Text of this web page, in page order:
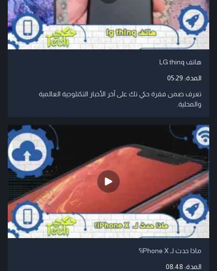
هاتف LG thinq
المدة: 05:29
تعرف ضمن فقرة حكي تك على آخر الأخبار التكنلوجية العالمية
والمحلية.
ماذا حدث لـ iPhone X؟
المدة: 08:48